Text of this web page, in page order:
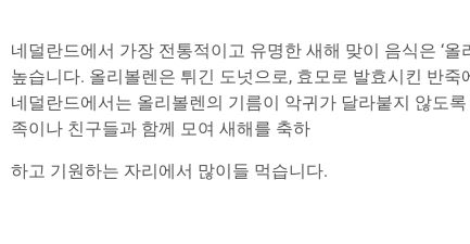
네덜란드에서 가장 전통적이고 유명한 새해 맞이 음식은 ‘
높습니다. 올리볼렌은 튀긴 도넛으로, 효모로 발효시킨 반
네덜란드에서는 올리볼렌의 기름이 악귀가 달라붙지 않도
족이나 친구들과 함께 모여 새해를 축하
하고 기원하는 자리에서 많이들 먹습니다.